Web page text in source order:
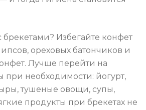
брекетами? Избегайте конфет
ореховых батончиков и
Лучше перейти на
при необходимости: йогурт,
тушеные овощи, супы,
продукты при брекетах не